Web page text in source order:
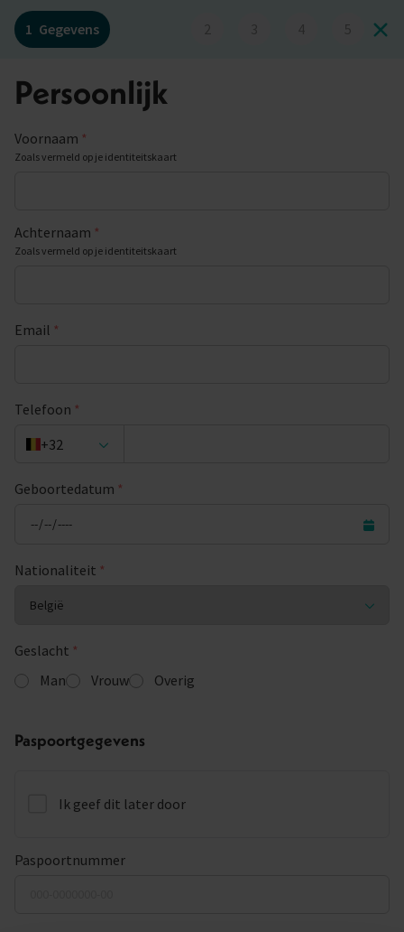
1 Gegevens 2 3 4 5
Persoonlijk
Voornaam *
Zoals vermeld op je identiteitskaart
Achternaam *
Zoals vermeld op je identiteitskaart
Email *
Telefoon *
+32
Geboortedatum *
Nationaliteit *
Geslacht *
Man
Vrouw Overig
Paspoortgegevens
Ik geef dit later door
Paspoortnummer